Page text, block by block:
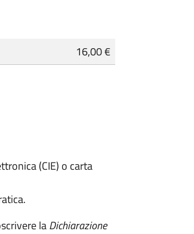
16,00 €
(CIE) o carta
laDichiarazione